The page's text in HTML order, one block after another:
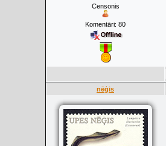
Censonis
Komentāri: 80
nēģis